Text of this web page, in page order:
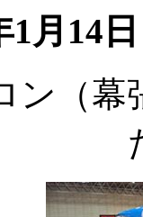
1月14
ン（